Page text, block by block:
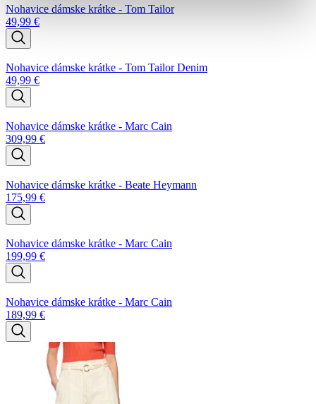
Nohavice dámske krátke - Tom Tailor
49,99 €
Nohavice dámske krátke - Tom Tailor Denim
49,99 €
Nohavice dámske krátke - Marc Cain
309,99 €
Nohavice dámske krátke - Beate Heymann
175,99 €
Nohavice dámske krátke - Marc Cain
199,99 €
Nohavice dámske krátke - Marc Cain
189,99 €